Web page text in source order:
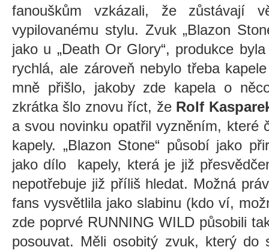
fanouškům vzkázali, že zůstávají
vypilovanému stylu. Zvuk „Blazon
jako u „Death Or Glory“, produkce
rychlá, ale zároveň nebylo třeba
mně přišlo, jakoby zde kapela o
zkrátka šlo znovu říct, žeRolf
a svou novinku opatřil vyzněním, které
kapely. „Blazon Stone“ působí jako
jako dílo kapely, která je již
nepotřebuje již příliš hledat. Možná
fans vysvětlila jako slabinu (kdo ví,
zde poprvé RUNNING WILD působili
posouvat. Měli osobitý zvuk, který do